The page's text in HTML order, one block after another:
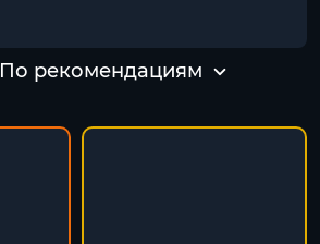
По рекомендациям